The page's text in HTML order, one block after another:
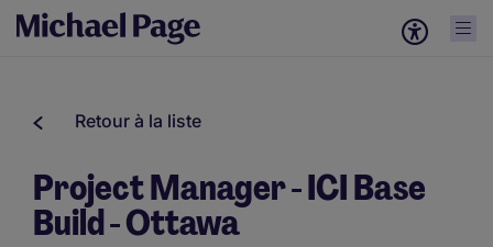
Retour à la liste
Project Manager - ICI Base
Build - Ottawa